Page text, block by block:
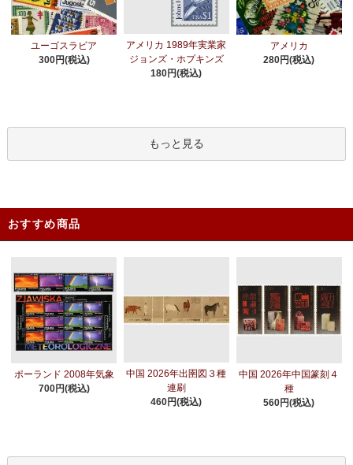
ユーゴスラビア
300円(税込)
アメリカ 1989年実業家
ジョンズ・ホプキンズ
180円(税込)
アメリカ
280円(税込)
もっと見る
おすすめ商品
ポーランド 2008年気象
700円(税込)
中国 2026年出圉図３種
連刷
460円(税込)
中国 2026年中国篆刻４
種
560円(税込)